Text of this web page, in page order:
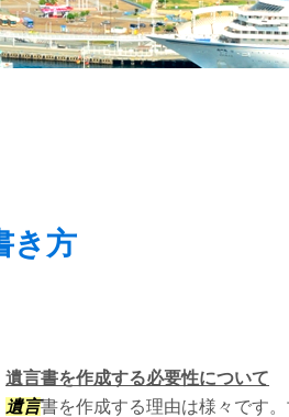
き方
遺言書を作成する必要性について
遺言書を作成する理由は様々です